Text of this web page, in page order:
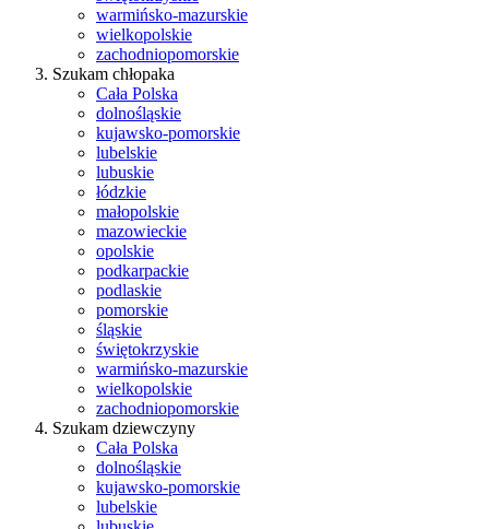
warmińsko-mazurskie
wielkopolskie
zachodniopomorskie
Szukam chłopaka
Cała Polska
dolnośląskie
kujawsko-pomorskie
lubelskie
lubuskie
łódzkie
małopolskie
mazowieckie
opolskie
podkarpackie
podlaskie
pomorskie
śląskie
świętokrzyskie
warmińsko-mazurskie
wielkopolskie
zachodniopomorskie
Szukam dziewczyny
Cała Polska
dolnośląskie
kujawsko-pomorskie
lubelskie